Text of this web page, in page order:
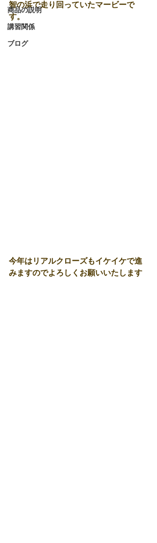
商品の説明
講習関係
ブログ
智の浜で走り回っていたマービーで
す。
今年はリアルクローズもイケイケで進
みますのでよろしくお願いいたします